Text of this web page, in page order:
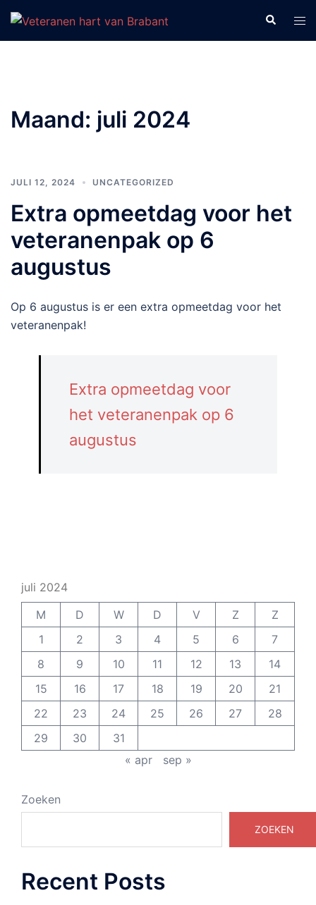
Ga
naar
de
Zoeken
Maand: juli 2024
JULI 12, 2024 UNCATEGORIZED
Extra opmeetdag voor het
veteranenpak op 6
augustus
Op 6 augustus is er een extra opmeetdag voor het
veteranenpak!
Extra opmeetdag voor
het veteranenpak op 6
augustus
juli 2024
M
D W D V Z
Z
1
2 3 4 5 6
7
8
9 10 11 12 13
14
15
16 17 18 19 20
21
22
23 24 25 26 27
28
29
30
31
« apr
sep »
Zoeken
ZOEKEN
Recent Posts